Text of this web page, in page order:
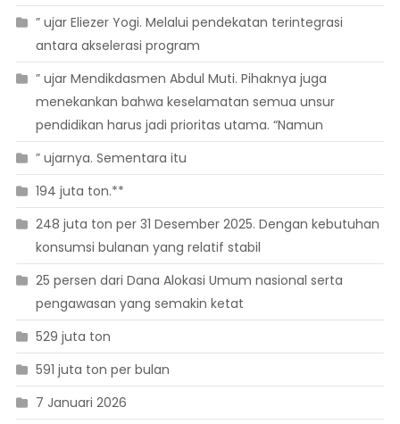
” ujar Eliezer Yogi. Melalui pendekatan terintegrasi
antara akselerasi program
” ujar Mendikdasmen Abdul Muti. Pihaknya juga
menekankan bahwa keselamatan semua unsur
pendidikan harus jadi prioritas utama. “Namun
” ujarnya. Sementara itu
194 juta ton.**
248 juta ton per 31 Desember 2025. Dengan kebutuhan
konsumsi bulanan yang relatif stabil
25 persen dari Dana Alokasi Umum nasional serta
pengawasan yang semakin ketat
529 juta ton
591 juta ton per bulan
7 Januari 2026